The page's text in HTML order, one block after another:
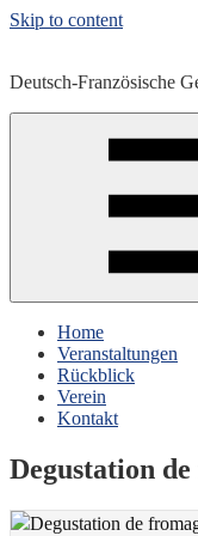
Skip to content
Deutsch-Französische
Home
Veranstaltungen
Rückblick
Verein
Kontakt
Degustation